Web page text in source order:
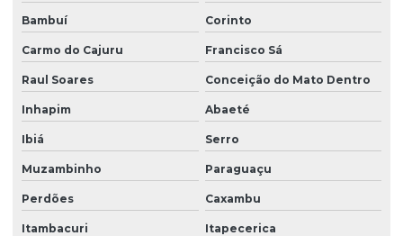
Bambuí Corinto
Carmo do Cajuru Francisco Sá
Raul Soares Conceição do Mato Dentro
Inhapim Abaeté
Ibiá Serro
Muzambinho Paraguaçu
Perdões Caxambu
Itambacuri Itapecerica